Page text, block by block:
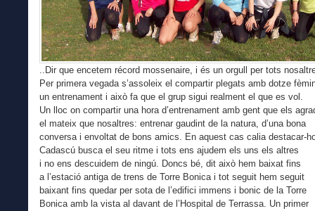
..Dir que encetem récord mossenaire, i és un orgull per tots
Per primera vegada s’assoleix el compartir plegats amb dotze
un entrenament i això fa que el grup sigui realment el que es vol.
Un lloc on compartir una hora d’entrenament amb gent que els
el mateix que nosaltres: entrenar gaudint de la natura, d’una bona
conversa i envoltat de bons amics. En aquest cas calia destacar-
Cadascú busca el seu ritme i tots ens ajudem els uns els altres
i no ens descuidem de ningú. Doncs bé, dit això hem baixat fins
a l’estació antiga de trens de Torre Bonica i tot seguit hem seguit
baixant fins quedar per sota de l’edifici immens i bonic de la Torre
Bonica amb la vista al davant de l’Hospital de Terrassa. Un primer